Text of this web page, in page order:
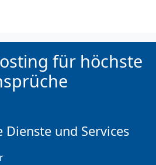
für höchste
Dienste und Services